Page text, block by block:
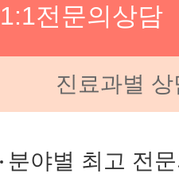
1:1전문의상담
진료일정
진료예약 및 조회
진료과별 상
분야별 최고 전